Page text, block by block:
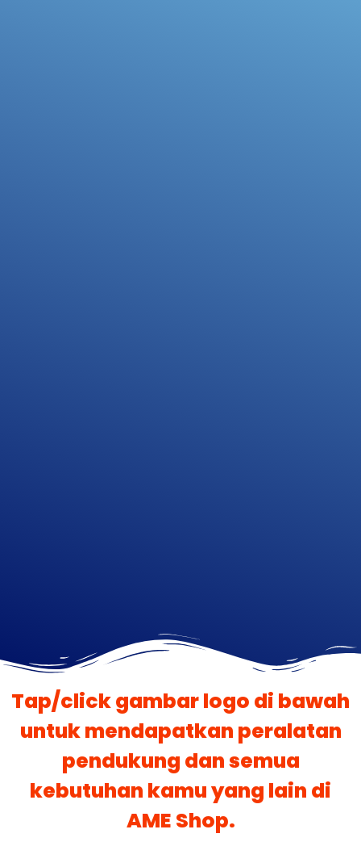
Tap/click gambar logo di bawah
untuk mendapatkan peralatan
pendukung dan semua
kebutuhan kamu yang lain di
AME Shop.